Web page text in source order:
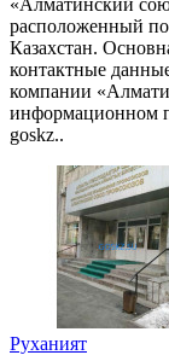
расположенный
Казахстан.
контактные
компании
информационном
goskz..
Руханият